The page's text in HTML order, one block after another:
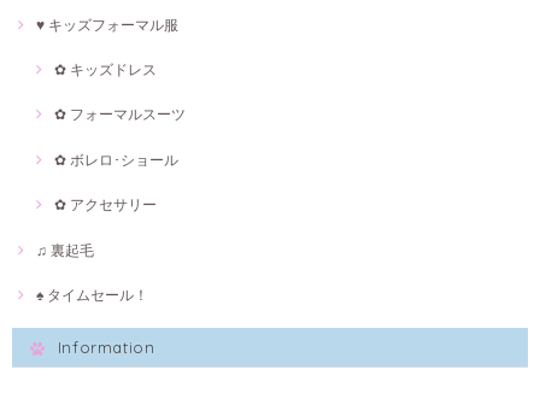
♥ キッズフォーマル服
✿ キッズドレス
✿ フォーマルスーツ
✿ ボレロ･ショール
✿ アクセサリー
♫ 裏起毛
♠ タイムセール！
Information